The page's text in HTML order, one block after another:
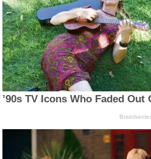
’90s TV Icons Who Faded